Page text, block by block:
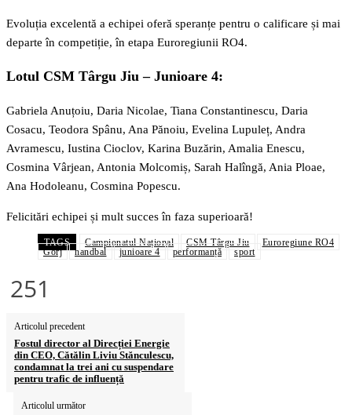
Evoluția excelentă a echipei oferă speranțe pentru o calificare și mai
departe în competiție, în etapa Euroregiunii RO4.
Lotul CSM Târgu Jiu – Junioare 4:
Gabriela Anuțoiu, Daria Nicolae, Tiana Constantinescu, Daria
Cosacu, Teodora Spânu, Ana Pănoiu, Evelina Lupuleț, Andra
Avramescu, Iustina Cioclov, Karina Buzărin, Amalia Enescu,
Cosmina Vârjean, Antonia Molcomiș, Sarah Halîngă, Ania Ploae,
Ana Hodoleanu, Cosmina Popescu.
Felicitări echipei și mult succes în faza superioară!
TAGS Campionatul Național CSM Târgu Jiu
Euroregiune RO4
Gorj
handbal junioare 4 performanță sport
251
Articolul precedent
Fostul director al Direcției Energie
din CEO, Cătălin Liviu Stănculescu,
condamnat la trei ani cu suspendare
pentru trafic de influență
Articolul următor